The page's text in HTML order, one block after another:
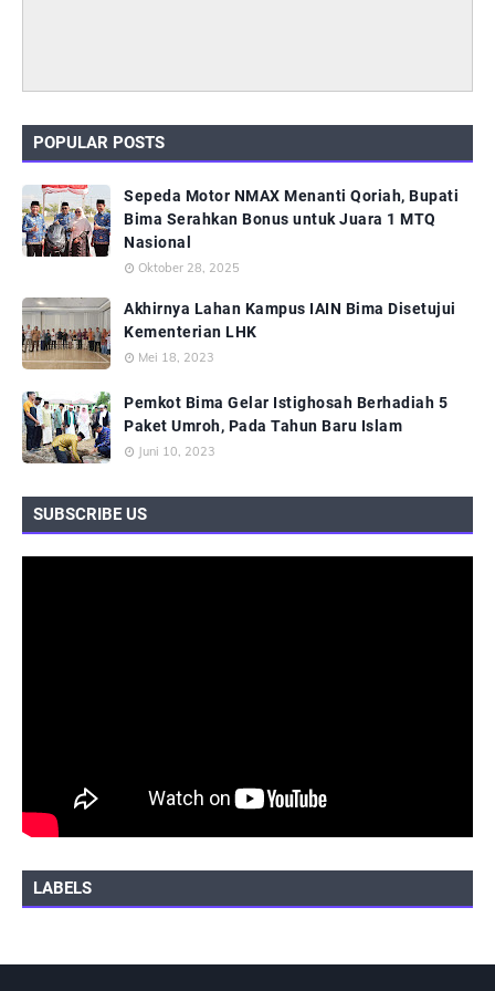
POPULAR POSTS
Sepeda Motor NMAX Menanti Qoriah, Bupati
Bima Serahkan Bonus untuk Juara 1 MTQ
Nasional
Oktober 28, 2025
Akhirnya Lahan Kampus IAIN Bima Disetujui
Kementerian LHK
Mei 18, 2023
Pemkot Bima Gelar Istighosah Berhadiah 5
Paket Umroh, Pada Tahun Baru Islam
Juni 10, 2023
SUBSCRIBE US
LABELS